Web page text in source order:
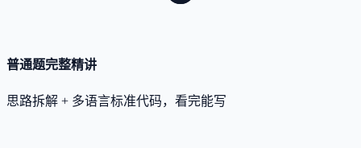
普通题完整精讲
思路拆解 + 多语言标准代码，看完能写